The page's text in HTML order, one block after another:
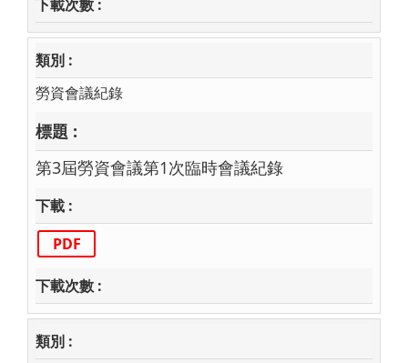
勞資會議紀錄
第3屆勞資會議第1次臨時會議紀錄
PDF